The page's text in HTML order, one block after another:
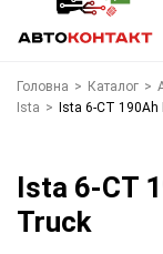
Головна > Каталог >
Ista > Ista 6-СТ
Ista 6-СТ
Truck